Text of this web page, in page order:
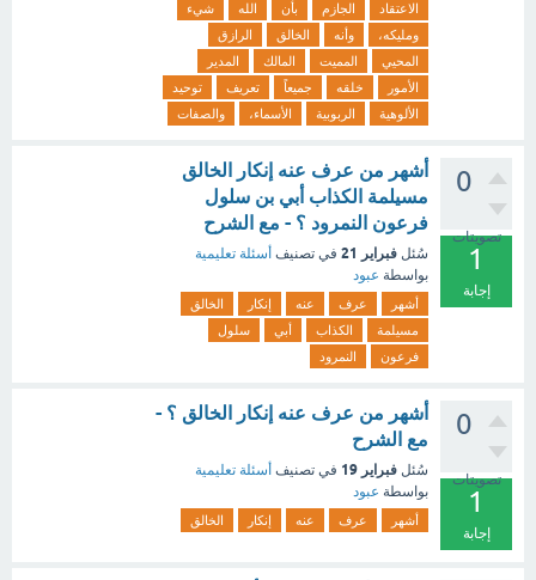
الاعتقاد الجازم بأن الله
شيء
ومليكه،
وأنه الخالق
الرازق
المحيي
المميت المالك
المدير
الأمور
خلقه جميعاً تعريف
توحيد
الألوهية
الربوبية الأسماء، والصفات
0
تصويتات
1
إجابة
أشهر من عرف عنه إنكار الخالق
مسيلمة الكذاب أبي بن سلول
فرعون النمرود ؟ - مع الشرح
سُئل فبراير 21 في تصنيف أسئلة تعليمية
بواسطة عبود
أشهر عرف عنه إنكار
الخالق
مسيلمة
الكذاب أبي
سلول
فرعون
النمرود
0
تصويتات
1
إجابة
أشهر من عرف عنه إنكار الخالق ؟ -
مع الشرح
سُئل فبراير 19 في تصنيف أسئلة تعليمية
بواسطة عبود
أشهر عرف عنه إنكار الخالق